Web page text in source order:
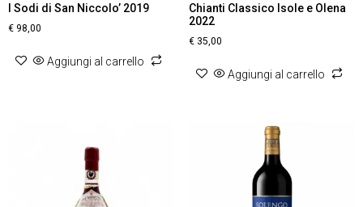
I Sodi di San Niccolo’ 2019
€ 98,00
Aggiungi al carrello
Chianti Classico Isole e Olena
2022
€35,00
Aggiungi al carrello